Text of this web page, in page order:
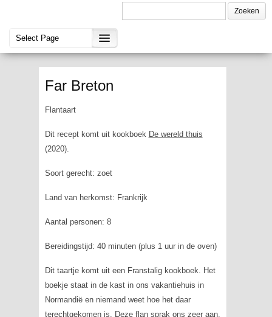
Far Breton
Flantaart
Dit recept komt uit kookboek De wereld thuis
(2020).
Soort gerecht: zoet
Land van herkomst: Frankrijk
Aantal personen: 8
Bereidingstijd: 40 minuten (plus 1 uur in de oven)
Dit taartje komt uit een Franstalig kookboek. Het
boekje staat in de kast in ons vakantiehuis in
Normandië en niemand weet hoe het daar
terechtgekomen is. Deze flan sprak ons zeer aan,